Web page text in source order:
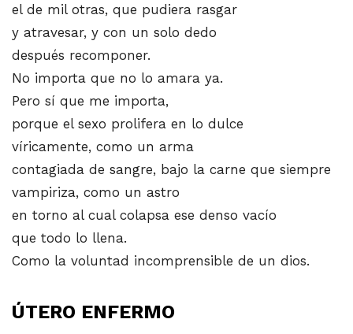
el de mil otras, que pudiera rasgar
y atravesar, y con un solo dedo
después recomponer.
No importa que no lo amara ya.
Pero sí que me importa,
porque el sexo prolifera en lo dulce
víricamente, como un arma
contagiada de sangre, bajo la carne que siempre
vampiriza, como un astro
en torno al cual colapsa ese denso vacío
que todo lo llena.
Como la voluntad incomprensible de un dios.
ÚTERO ENFERMO